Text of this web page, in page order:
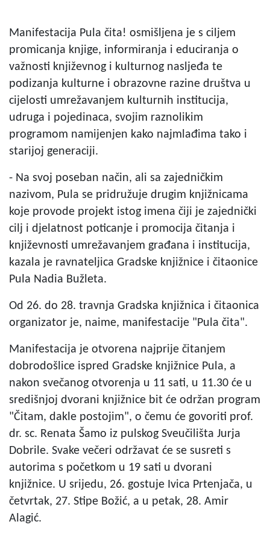
Manifestacija Pula čita! osmišljena je s ciljem
promicanja knjige, informiranja i educiranja o
važnosti književnog i kulturnog nasljeđa te
podizanja kulturne i obrazovne razine društva u
cijelosti umrežavanjem kulturnih institucija,
udruga i pojedinaca, svojim raznolikim
programom namijenjen kako najmlađima tako i
starijoj generaciji.
- Na svoj poseban način, ali sa zajedničkim
nazivom, Pula se pridružuje drugim knjižnicama
koje provode projekt istog imena čiji je zajednički
cilj i djelatnost poticanje i promocija čitanja i
književnosti umrežavanjem građana i institucija,
kazala je ravnateljica Gradske knjižnice i čitaonice
Pula Nadia Bužleta.
Od 26. do 28. travnja Gradska knjižnica i čitaonica
organizator je, naime, manifestacije "Pula čita".
Manifestacija je otvorena najprije čitanjem
dobrodošlice ispred Gradske knjižnice Pula, a
nakon svečanog otvorenja u 11 sati, u 11.30 će u
središnjoj dvorani knjižnice bit će održan program
"Čitam, dakle postojim", o čemu će govoriti prof.
dr. sc. Renata Šamo iz pulskog Sveučilišta Jurja
Dobrile. Svake večeri održavat će se susreti s
autorima s početkom u 19 sati u dvorani
knjižnice. U srijedu, 26. gostuje Ivica Prtenjača, u
četvrtak, 27. Stipe Božić, a u petak, 28. Amir
Alagić.